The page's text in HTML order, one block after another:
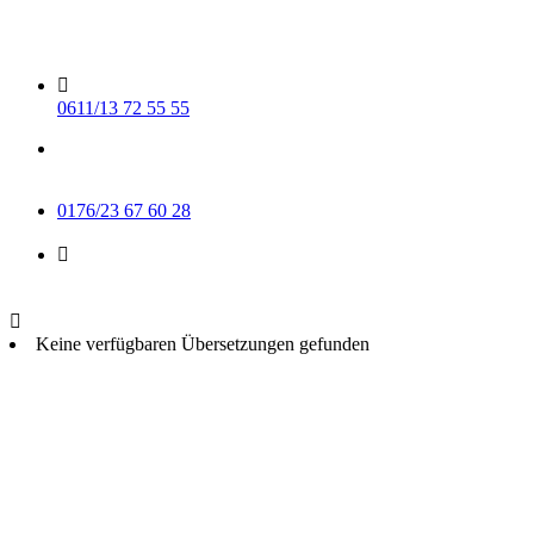
0611/13 72 55 55
0176/23 67 60 28
Keine verfügbaren Übersetzungen gefunden